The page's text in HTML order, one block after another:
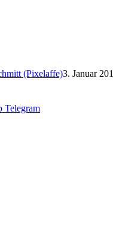
(Pixelaffe)3. Januar
Telegram